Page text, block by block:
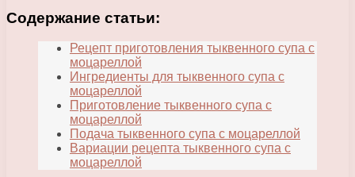
Содержание статьи:
Рецепт приготовления тыквенного супа с
моцареллой
Ингредиенты для тыквенного супа с
моцареллой
Приготовление тыквенного супа с
моцареллой
Подача тыквенного супа с моцареллой
Вариации рецепта тыквенного супа с
моцареллой